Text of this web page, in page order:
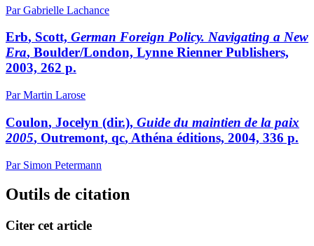
Par Gabrielle Lachance
Erb, Scott, German Foreign Policy. Navigating a New
Era, Boulder/London, Lynne Rienner Publishers,
2003, 262 p.
Par Martin Larose
Coulon, Jocelyn (dir.), Guide du maintien de la paix
2005, Outremont, qc, Athéna éditions, 2004, 336 p.
Par Simon Petermann
Outils de citation
Citer cet article